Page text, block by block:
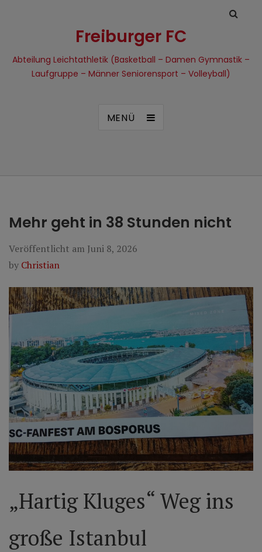
Freiburger FC
Abteilung Leichtathletik (Basketball – Damen Gymnastik –
Laufgruppe – Männer Seniorensport – Volleyball)
MENÜ
Mehr geht in 38 Stunden nicht
Veröffentlicht am Juni 8, 2026
by Christian
„Hartig Kluges“ Weg ins
große Istanbul